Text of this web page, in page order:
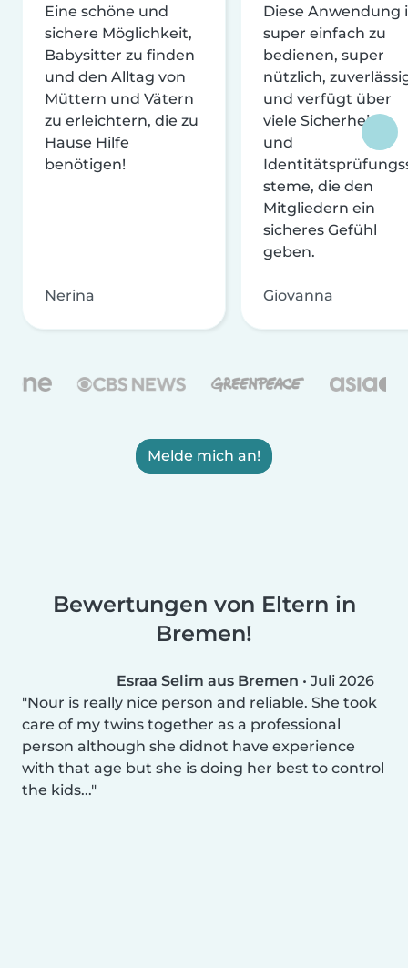
Eine schöne und
sichere Möglichkeit,
Babysitter zu finden
und den Alltag von
Müttern und Vätern
zu erleichtern, die zu
Hause Hilfe
benötigen!
Nerina
Diese Anwendung
super einfach zu
bedienen, super
nützlich,
und verfügt über
viele Sicherheits-
und
steme, die den
Mitgliedern ein
sicheres Gefühl
geben.
Giovanna
Melde mich an!
Bewertungen von Eltern in
Bremen!
Esraa Selim aus Bremen • Juli 2026
Nour is really nice person and reliable. She took
care of my twins together as a professional
person although she didnot have experience
with that age but she is doing her best to control
the kids...